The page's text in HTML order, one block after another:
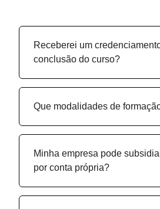
Receberei um
conclusão do curso?
Que modalidades de
Minha empresa pode
por conta própria?